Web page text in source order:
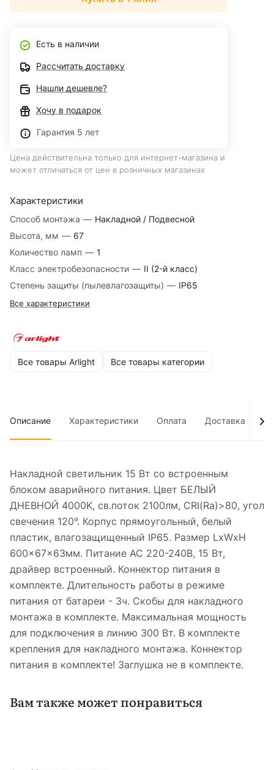
Характеристики
Способ монтажа — Накладной / Подвесной
Высота, мм — 67
Количество ламп — 1
Класс электробезопасности — II (2-й класс)
Степень защиты (пылевлагозащиты) — IP65
Все характеристики
Все товары Arlight Все товары категории
Есть в наличии
Рассчитать доставку
Нашли дешевле?
Хочу в подарок
Гарантия 5 лет
Цена действительна только для интернет-магазина и
может отличаться от цен в розничных магазинах
Описание Характеристики Оплата Доставка
Накладной светильник 15 Вт со встроенным
блоком аварийного питания. Цвет БЕЛЫЙ
ДНЕВНОЙ 4000K, св.поток 2100лм, CRI(Ra)>80, угол
свечения 120°. Корпус прямоугольный, белый
пластик, влагозащищенный IP65. Размер LxWxH
600x67x63мм. Питание AC 220-240В, 15 Вт,
драйвер встроенный. Коннектор питания в
комплекте. Длительность работы в режиме
питания от батареи - 3ч. Скобы для накладного
монтажа в комплекте. Максимальная мощность
для подключения в линию 300 Вт. В комплекте
крепления для накладного монтажа. Коннектор
питания в комплекте! Заглушка не в комплекте.
Вам также может понравиться